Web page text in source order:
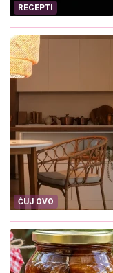
RECEPTI
ČUJ OVO